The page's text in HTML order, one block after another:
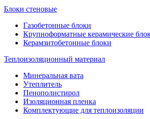
Блоки стеновые
Газобетонные блоки
Крупноформатные керамические
Керамзитобетонные блоки
Теплоизоляционный материал
Минеральная вата
Утеплитель
Пенополистирол
Изоляционная пленка
Комплектующие для теплоизоляции